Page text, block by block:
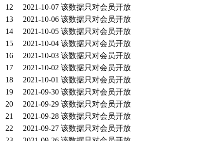
12
2021-10-07 该数据只对会员开放
13
2021-10-06 该数据只对会员开放
14
2021-10-05 该数据只对会员开放
15
2021-10-04 该数据只对会员开放
16
2021-10-03 该数据只对会员开放
17
2021-10-02 该数据只对会员开放
18
2021-10-01 该数据只对会员开放
19
2021-09-30 该数据只对会员开放
20
2021-09-29 该数据只对会员开放
21
2021-09-28 该数据只对会员开放
22
2021-09-27 该数据只对会员开放